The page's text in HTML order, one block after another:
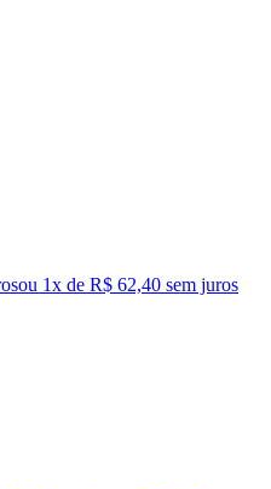
ou 1x de R$ 62,40 sem juros